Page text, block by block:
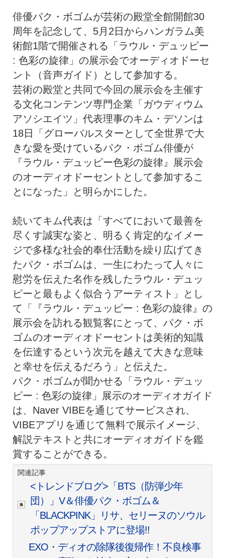
俳優パク・ボゴムが芸術の殿堂全館開館30
周年を記念して、5月2日からハンガラム美
術館1階で開催される「ラウル・デュッピー
: 色彩の旋律」の展示会でオーディオドーセ
ント（音声ガイド）として参加する。
芸術の殿堂と共同で今回の展示会を主催す
る文化コンテンツ専門企業「ガウディウム
アソシエイツ」代表理事のキム・デソンは
18日「グローバルスターとして全世界で大
きな愛を受けているパク・ボゴム俳優が
『ラウル・デュッピー色彩の旋律』展示会
のオーディオドーセントとして参加するこ
とになった」と明らかにした。
続いてキム代表は「すべてにおいて最善を
尽くす誠実な姿と、明るく肯定的なイメー
ジで多様な社会的奉仕活動を繰り広げてき
たパク・ボゴムは、一生にわたって人々に
慰労を伝えた名作を残したラウル・デュッ
ピーと最もよく似合うアーティスト」とし
て「『ラウル・デュッピー : 色彩の旋律』の
展示会を訪れる観覧客にとって、パク・ボ
ゴムのオーディオドーセントは美術的知識
を伝達するという次元を越えて大きな意味
と幸せを伝えるだろう」と伝えた。
パク・ボゴムが聞かせる「ラウル・デュッ
ピー : 色彩の旋律」展示のオーディオガイド
は、Naver VIBEを通じてサービスされ、
VIBEアプリを通じて無料で展示イメージ、
解説テキストと共にオーディオガイドを鑑
賞することができる。
関連記事
<トレンドブログ>「BTS（防弾少年
団）」V＆俳優パク・ボゴム＆
「BLACKPINK」リサ、セリーヌのソウル
ポップアップストアに登場!!
EXO・ディオの除隊後復帰作！不良検事